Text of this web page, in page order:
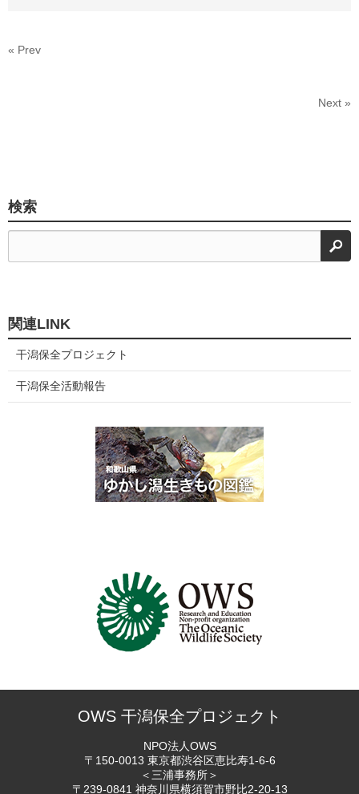
« Prev
Next »
検索
検
関連LINK
干潟保全プロジェクト
干潟保全活動報告
OWS 干潟保全プロジェクト
NPO法人OWS
〒150-0013 東京都渋谷区恵比寿1-6-6
＜三浦事務所＞
〒239-0841 神奈川県横須賀市野比2-20-13